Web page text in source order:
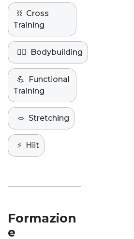
⛓️ Cross
Training
🏋️‍♀️ Bodybuilding
💪
Functional
Training
🪢 Stretching
⚡️ Hiit
Formazion
e